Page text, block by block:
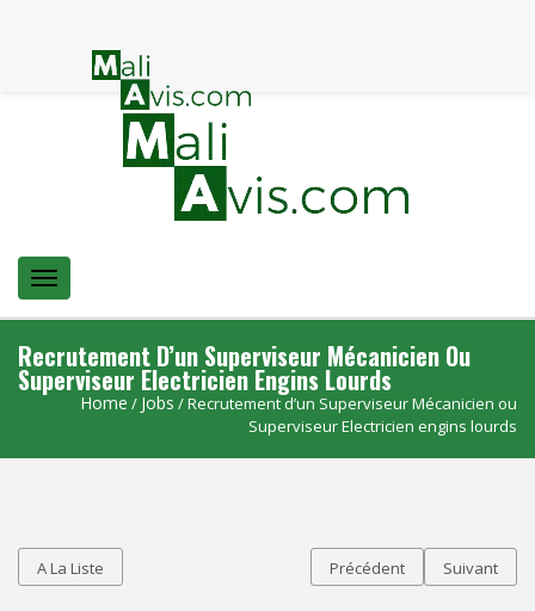
Menu
Recrutement D’un Superviseur Mécanicien Ou
Superviseur Electricien Engins Lourds
Home / Jobs / Recrutement d’un Superviseur Mécanicien ou
Superviseur Electricien engins lourds
A La Liste Précédent Suivant